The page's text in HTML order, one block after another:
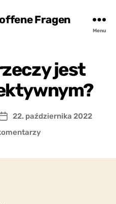
Fragen
Menu
jest
Data
wpisu
22. października 2022
do